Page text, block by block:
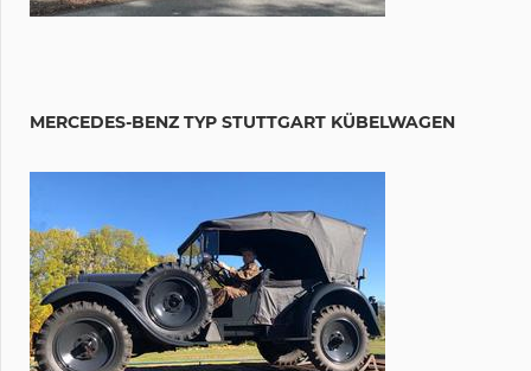
MERCEDES-BENZ TYP STUTTGART KÜBELWAGEN